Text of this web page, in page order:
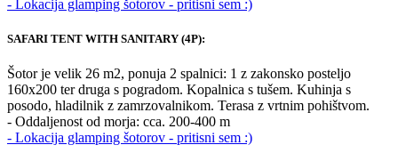
- Lokacija glamping šotorov - pritisni sem :)
SAFARI TENT WITH SANITARY (4P):
Šotor je velik 26 m2, ponuja 2 spalnici: 1 z zakonsko posteljo
160x200 ter druga s pogradom. Kopalnica s tušem. Kuhinja s
posodo, hladilnik z zamrzovalnikom. Terasa z vrtnim pohištvom.
- Oddaljenost od morja: cca. 200-400 m
- Lokacija glamping šotorov - pritisni sem :)